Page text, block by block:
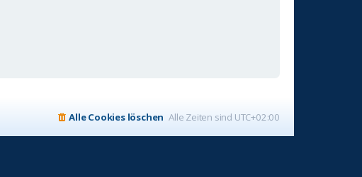
Alle Zeiten sind UTC+02:00
Alle Cookies löschen